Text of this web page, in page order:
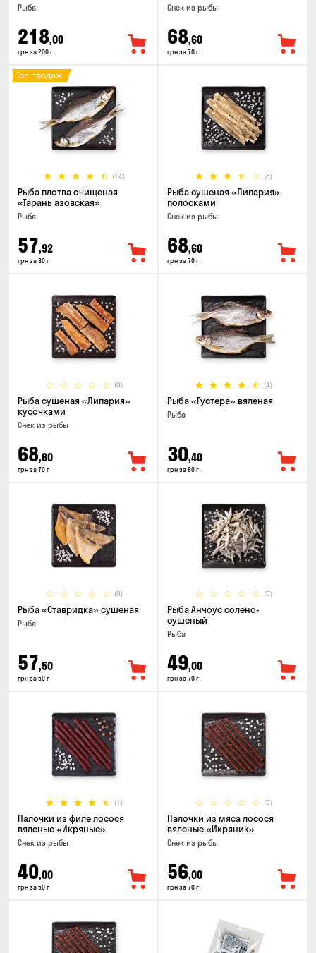
Рыба
218,00
грн за 200 г
Снек из рыбы
68,60
грн за 70 г
(14)
Топ продаж
Рыба плотва очищеная
«Тарань азовская»
Рыба
57,92
грн за 80 г
(8)
Рыба сушеная «Липария»
полосками
Снек из рыбы
68,60
грн за 70 г
(0)
Рыба сушеная «Липария»
кусочками
Снек из рыбы
68,60
грн за 70 г
(4)
Рыба «Густера» вяленая
Рыба
30,40
грн за 80 г
(0)
Рыба «Ставридка» сушеная
Рыба
57,50
грн за 50 г
(0)
Рыба Анчоус солено-
сушеный
Рыба
49,00
грн за 70 г
(1)
Палочки из филе лосося
вяленые «Икряные»
Снек из рыбы
40,00
грн за 50 г
(0)
Палочки из мяса лосося
вяленые «Икряник»
Снек из рыбы
56,00
грн за 70 г